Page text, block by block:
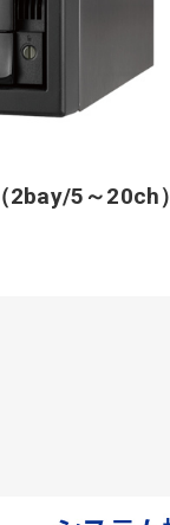
（2bay/5～20ch）